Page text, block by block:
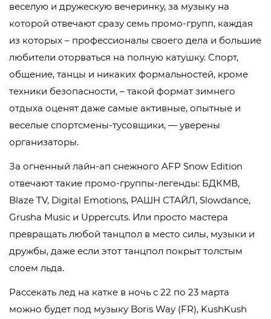
веселую и дружескую вечеринку, за музыку на
которой отвечают сразу семь промо-групп, каждая
из которых – профессионалы своего дела и большие
любители оторваться на полную катушку. Спорт,
общение, танцы и никаких формальностей, кроме
техники безопасности, – такой формат зимнего
отдыха оценят даже самые активные, опытные и
веселые спортсмены-тусовщики, — уверены
организаторы.
За огненный лайн-ап снежного AFP Snow Edition
отвечают такие промо-группы-легенды: БДКМВ,
Blaze TV, Digital Emotions, РАШН СТАЙЛ, Slowdance,
Grusha Music и Uppercuts. Или просто мастера
превращать любой танцпол в место силы, музыки и
дружбы, даже если этот танцпол покрыт толстым
слоем льда.
Рассекать лед на катке в ночь с 22 по 23 марта
можно будет под музыку Boris Way (FR), KushKush